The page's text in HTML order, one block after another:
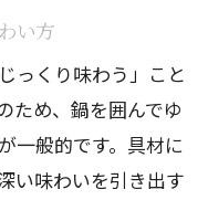
い方
っくり味わう」こと
ため、鍋を囲んでゆ
一般的です。具材に
い味わいを引き出す